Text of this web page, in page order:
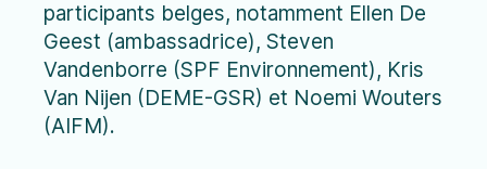
participants belges, notamment Ellen De
Geest (ambassadrice), Steven
Vandenborre (SPF Environnement), Kris
Van Nijen (DEME-GSR) et Noemi Wouters
(AIFM).